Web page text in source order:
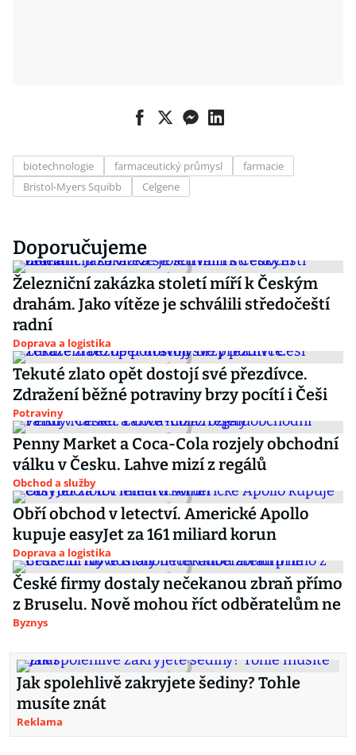
biotechnologie farmaceutický průmysl
farmacie
Bristol-Myers Squibb
Celgene
Doporučujeme
Železniční zakázka století míří k Českým
drahám. Jako vítěze je schválili středočeští
radní
Doprava a logistika
Tekuté zlato opět dostojí své přezdívce.
Zdražení běžné potraviny brzy pocítí i Češi
Potraviny
Penny Market a Coca-Cola rozjely obchodní
válku v Česku. Lahve mizí z regálů
Obchod a služby
Obří obchod v letectví. Americké Apollo
kupuje easyJet za 161 miliard korun
Doprava a logistika
České firmy dostaly nečekanou zbraň přímo
z Bruselu. Nově mohou říct odběratelům ne
Byznys
Jak spolehlivě zakryjete šediny? Tohle
musíte znát
Reklama